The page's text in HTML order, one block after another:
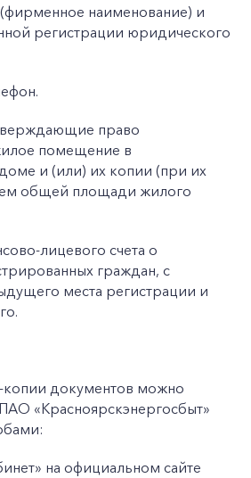
наименование) и
регистрации юридического
право
помещение в
и (или) их копии (при их
общей площади жилого
лицевого счета о
граждан, с
места регистрации и
копии документов можно
«Красноярскэнергосбыт»
на официальном сайте